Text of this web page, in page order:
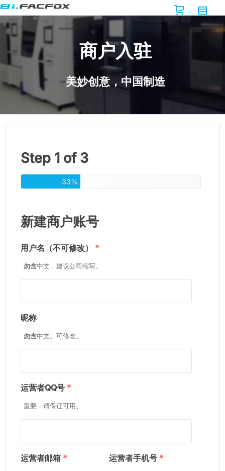
商户入驻
美妙创意，中国制造
Step 1 of 3
33%
新建商户账号
用户名（不可修改） *
勿含中文，建议公司缩写。
昵称
勿含中文。可修改。
运营者QQ号 *
重要，请保证可用。
运营者邮箱 * 运营者手机号 *